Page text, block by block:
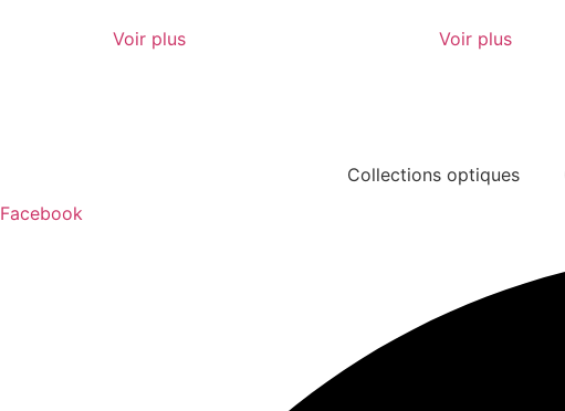
Voir plus Voir plus
Collections optiques
Facebook